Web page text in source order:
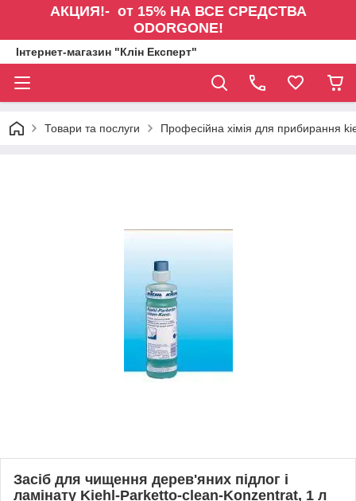
АКЦИЯ!- от 15% НА ВСЕ СРЕДСТВА
ODORGONE!
Інтернет-магазин "Клін Експерт"
Товари та послуги Професійна хімія для прибирання
Засіб для чищення дерев'яних підлог і
ламінату Kiehl-Parketto-clean-Konzentrat, 1 л